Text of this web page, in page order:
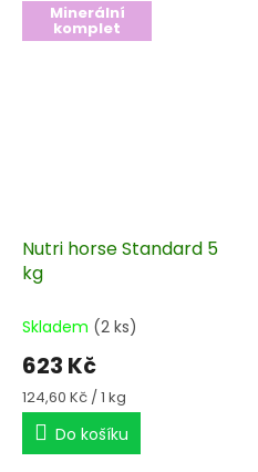
Minerální
komplet
Nutri horse Standard 5
kg
Skladem (2 ks)
623 Kč
Měrná
cena:
124,60 Kč / 1 kg
Do košíku